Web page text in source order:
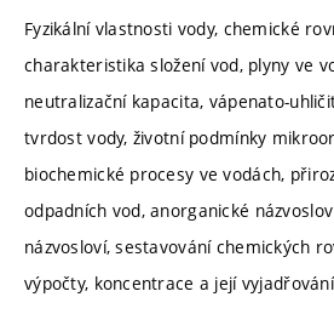
Fyzikální vlastnosti vody, chemické
charakteristika složení vod, plyny ve
neutralizační kapacita, vápenato-
tvrdost vody, životní podmínky
biochemické procesy ve vodách,
odpadních vod, anorganické
názvosloví, sestavování chemických
výpočty, koncentrace a její